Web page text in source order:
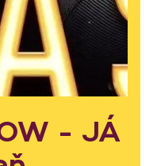
- JÁ